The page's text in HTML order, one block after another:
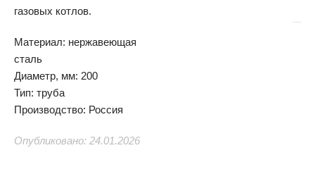
газовых котлов.
Материал: нержавеющая
сталь
Диаметр, мм: 200
Тип: труба
Производство: Россия
Опубликовано: 24.01.2026